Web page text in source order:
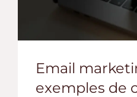
Email
exemples de